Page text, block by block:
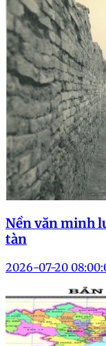
Nền văn minh
tàn
2026-07-20